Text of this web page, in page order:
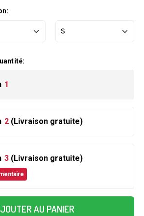
1
2 (Livraison gratuite)
3 (Livraison gratuite)
AU PANIER